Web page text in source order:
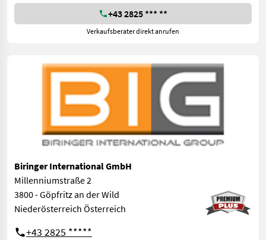
+43 2825 *** **
Verkaufsberater direkt anrufen
Biringer International GmbH
Millenniumstraße 2
3800 - Göpfritz an der Wild
Niederösterreich Österreich
+43 2825 *****